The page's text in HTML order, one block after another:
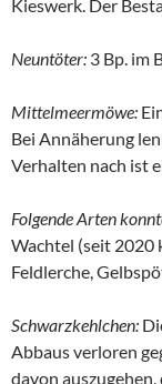
Kieswerk. Der
Neuntöter: 3 Bp. im
Mittelmeermöwe:
Bei Annäherung
Verhalten nach ist
Folgende Arten
Wachtel (seit 2020
Feldlerche,
Schwarzkehlchen:
Abbaus verloren
davon